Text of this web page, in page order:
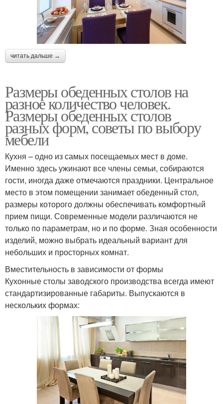
читать дальше →
Размеры обеденных столов на
разное количество человек.
Размеры обеденных столов
разных форм, советы по выбору
мебели
Кухня – одно из самых посещаемых мест в доме.
Именно здесь ужинают все члены семьи, собираются
гости, иногда даже отмечаются праздники. Центральное
место в этом помещении занимает обеденный стол,
размеры которого должны обеспечивать комфортный
прием пищи. Современные модели различаются не
только по параметрам, но и по форме. Зная особенности
изделий, можно выбрать идеальный вариант для
небольших и просторных комнат.
Вместительность в зависимости от формы
Кухонные столы заводского производства всегда имеют
стандартизированные габариты. Выпускаются в
нескольких формах: